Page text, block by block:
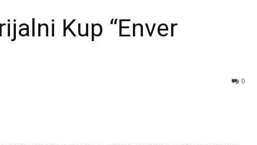
Kup “Enver
0